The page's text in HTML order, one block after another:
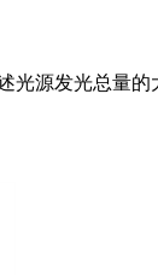
光源发光总量